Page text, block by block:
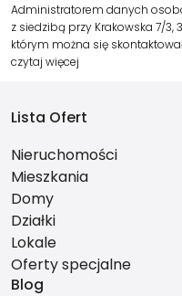
Administratorem danych
z siedzibą przy Krakowska 7/3,
którym można się
czytaj więcej
Lista Ofert
Nieruchomości
Mieszkania
Domy
Działki
Lokale
Oferty specjalne
Blog